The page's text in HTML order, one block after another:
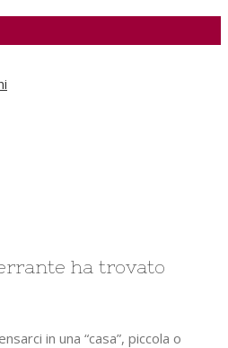
ha trovato
in una “casa”, piccola o